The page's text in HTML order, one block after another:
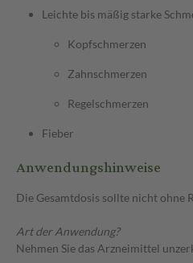
Leichte bis mäßig starke
Kopfschmerzen
Zahnschmerzen
Regelschmerzen
Fieber
Anwendungshinweise
Die Gesamtdosis sollte nicht
Art der Anwendung?
Nehmen Sie das Arzneimittel